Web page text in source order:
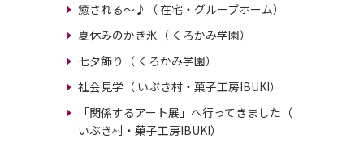
癒される～♪
（ 在宅・グループホーム）
夏休みのかき氷 （ くろかみ学園）
七夕飾り
（ くろかみ学園）
社会見学 （ いぶき村・菓子工房IBUKI）
「関係するアート展」へ行ってきました （
いぶき村・菓子工房IBUKI）